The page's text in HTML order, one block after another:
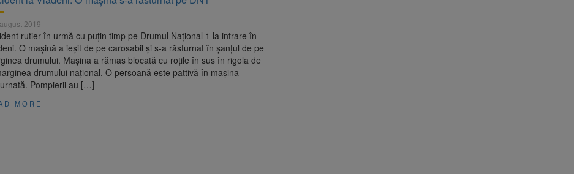
2019
rutier în urmă cu puțin timp pe Drumul Național 1 la intrare în
O mașină a ieșit de pe carosabil și s-a răsturnat în șanțul de pe
drumului. Mașina a rămas blocată cu roțile în sus în rigola de
drumului național. O persoană este pattivă în mașina
Pompierii au […]
MORE